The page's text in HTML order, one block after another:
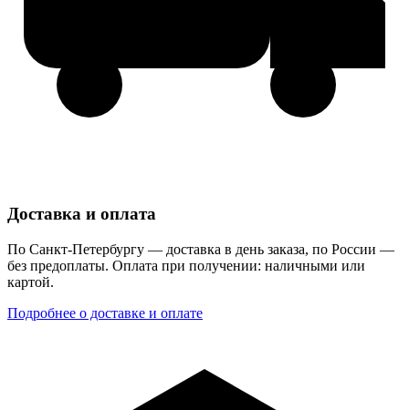
Доставка и оплата
По Санкт-Петербургу — доставка в день заказа, по России —
без предоплаты. Оплата при получении: наличными или
картой.
Подробнее о доставке и оплате